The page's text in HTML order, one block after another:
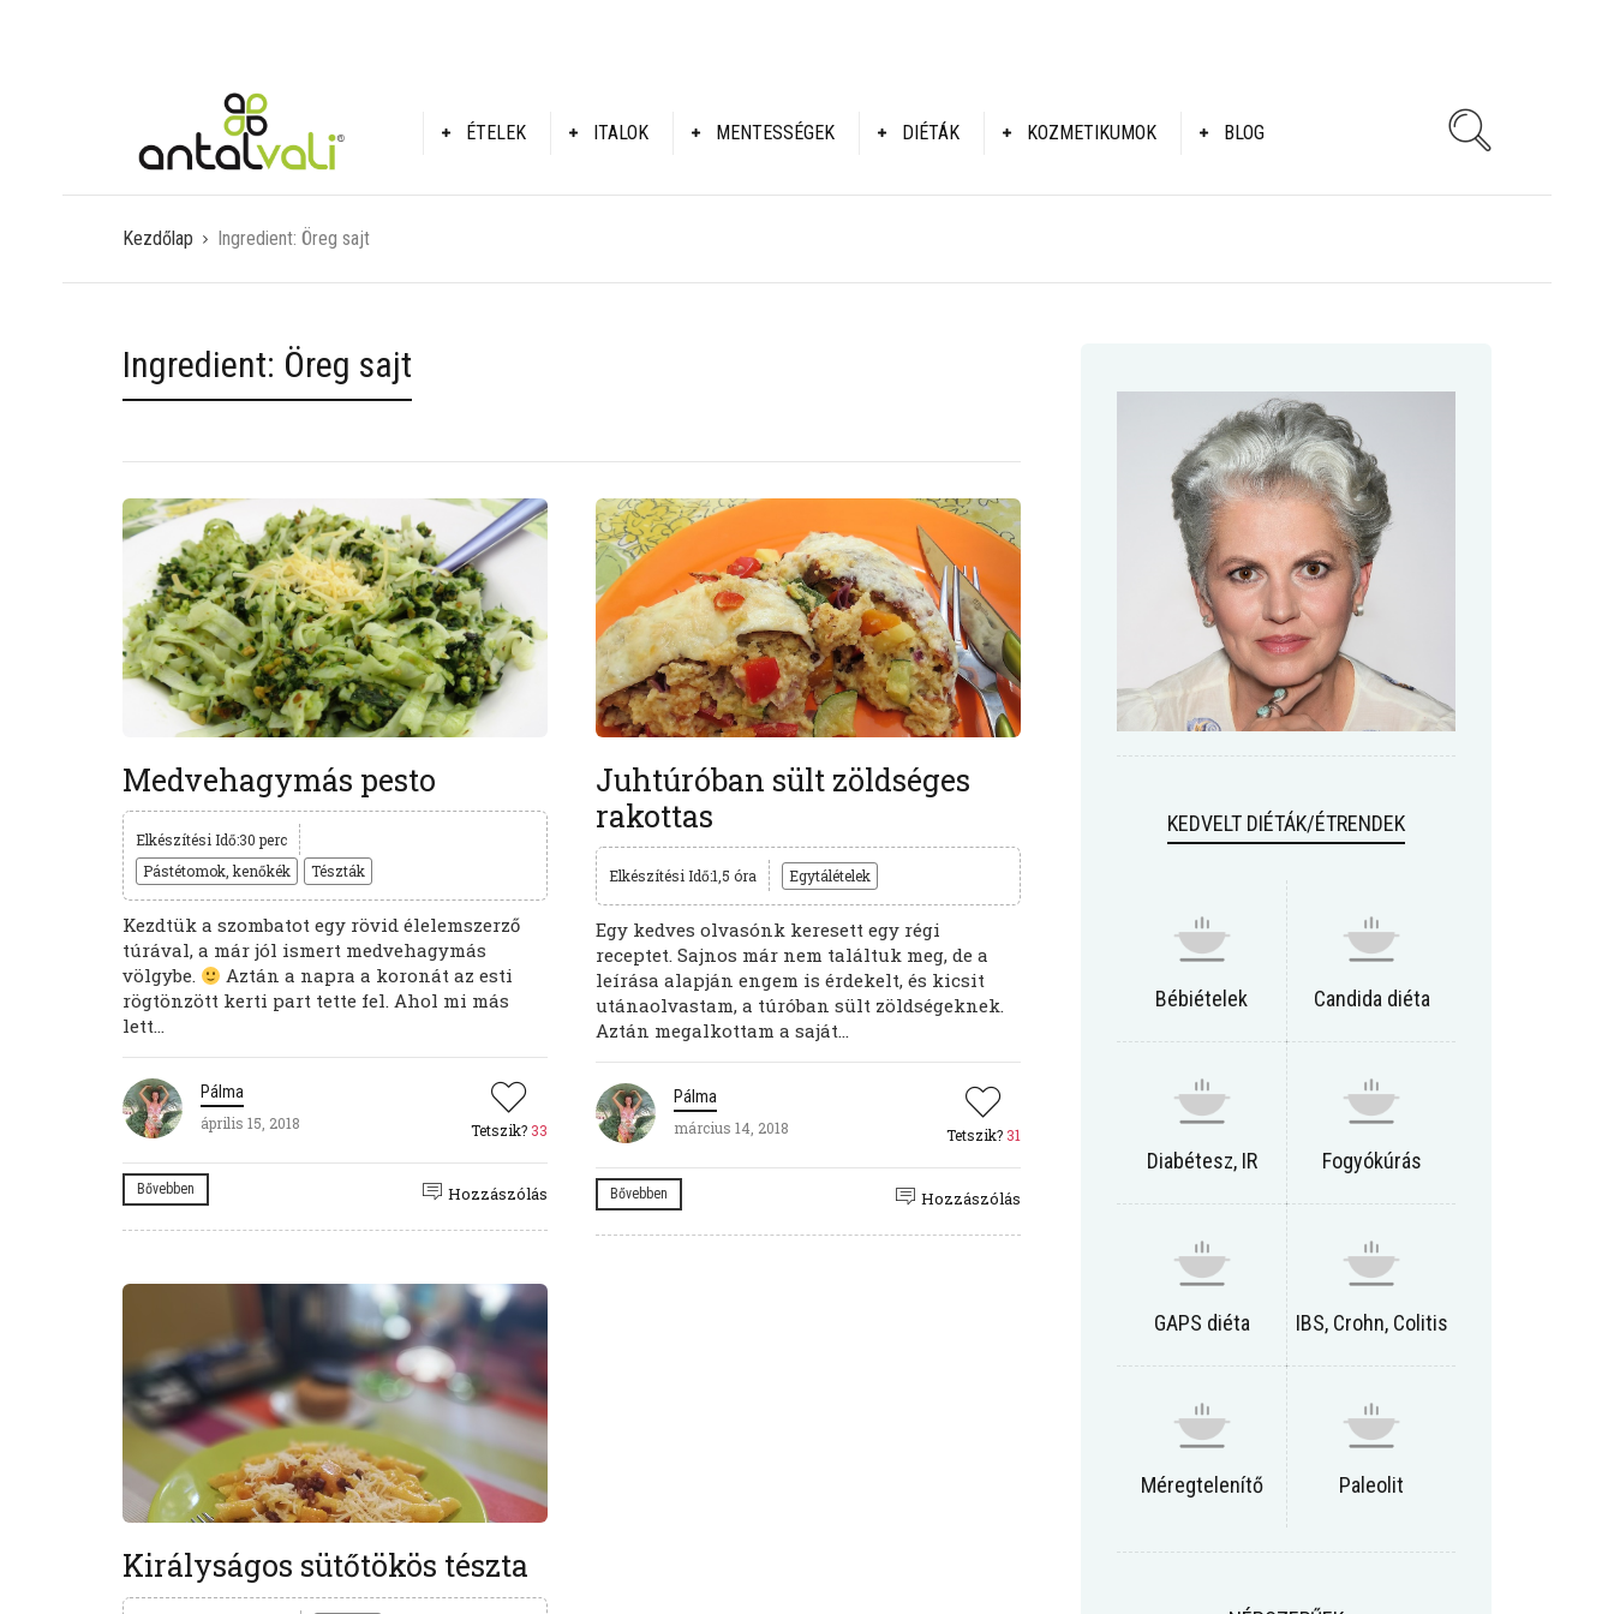
ÉTELEK ITALOK MENTESSÉGEK DIÉTÁK KOZMETIKUMOK BLOG
Kezdőlap Ingredient: Öreg sajt
Ingredient: Öreg sajt
Medvehagymás pesto
Elkészítési Idő:30 perc
Pástétomok, kenőkék
Tészták
Kezdtük a szombatot egy rövid élelemszerző
túrával, a már jól ismert medvehagymás
völgybe.
Aztán a napra a koronát az esti
rögtönzött kerti part tette fel. Ahol mi más
lett...
Pálma
április 15, 2018
Tetszik? 33
Bővebben Hozzászólás
Juhtúróban sült zöldséges
rakottas
Elkészítési Idő:1,5 óra Egytálételek
Egy kedves olvasónk keresett egy régi
receptet. Sajnos már nem találtuk meg, de a
leírása alapján engem is érdekelt, és kicsit
utánaolvastam, a túróban sült zöldségeknek.
Aztán megalkottam a saját...
Pálma
március 14, 2018
Tetszik? 31
Bővebben Hozzászólás
Királyságos sütőtökös tészta
KEDVELT DIÉTÁK/ÉTRENDEK
Bébiételek Candida diéta
Diabétesz, IR Fogyókúrás
GAPS diéta IBS, Crohn, Colitis
Méregtelenítő Paleolit